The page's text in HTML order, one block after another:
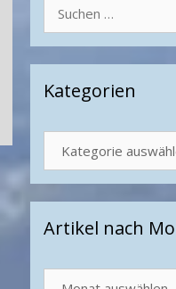
nach:
Kategorien
Artikel nach